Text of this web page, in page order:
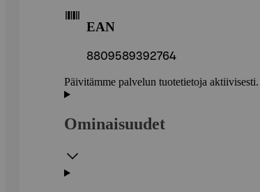
EAN
8809589392764
Päivitämme palvelun tuotetietoja
Ominaisuudet